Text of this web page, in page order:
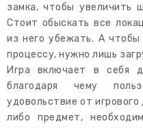
замка, чтобы увеличить
Стоит обыскать все
из него убежать. А чтобы
процессу, нужно лишь
Игра включает в себя
благодаря чему
удовольствие от
либо предмет,